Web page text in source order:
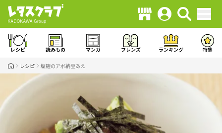
レシピ 読みもの マンガ フレンズ ランキング 特集
レシピ 塩麹のアボ納豆あえ